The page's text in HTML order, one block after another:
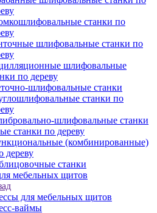
станки по
шлифовальные станки по
шлифовальные
по дереву
шлифовальные станки
станки по
шлифовальные станки
станки по дереву
(комбинированные)
дереву
станки
мебельных щитов
для мебельных щитов
ваймы